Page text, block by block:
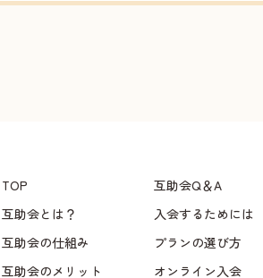
TOP
互助会とは？
互助会の仕組み
互助会のメリット
互助会Q＆A
入会するためには
プランの選び方
オンライン入会